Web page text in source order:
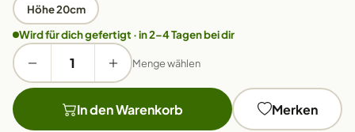
Höhe 20cm
Wird für dich gefertigt · in 2–4 Tagen bei dir
Menge wählen
In den Warenkorb Merken